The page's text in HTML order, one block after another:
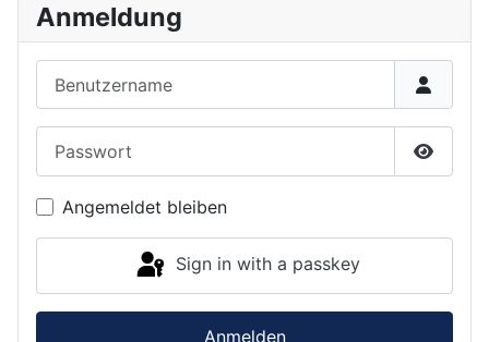
Anmeldung
Show
Angemeldet bleiben
Sign in with a passkey
Anmelden